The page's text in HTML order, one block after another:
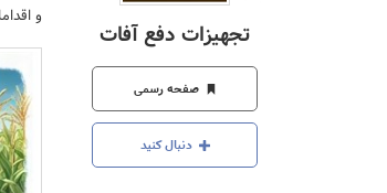
شرکت‌ها،
سازمان‌ها
و
روابط
عمومی‌ها
تجهیزات دفع آفات
صفحه رسمی
دنبال کنید
و